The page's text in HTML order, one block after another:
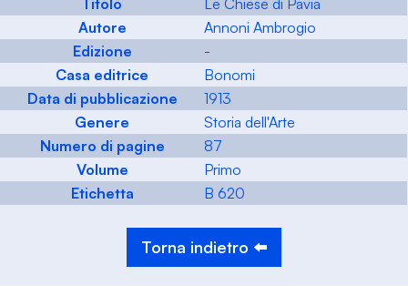
Titolo
Le Chiese di Pavia
Autore
Annoni Ambrogio
Edizione
-
Casa editrice
Bonomi
Data di pubblicazione
1913
Genere
Storia dell'Arte
Numero di pagine
87
Volume
Primo
Etichetta
B 620
Torna indietro ⬅️